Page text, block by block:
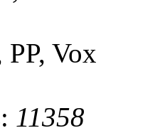
PP, Vox
11358